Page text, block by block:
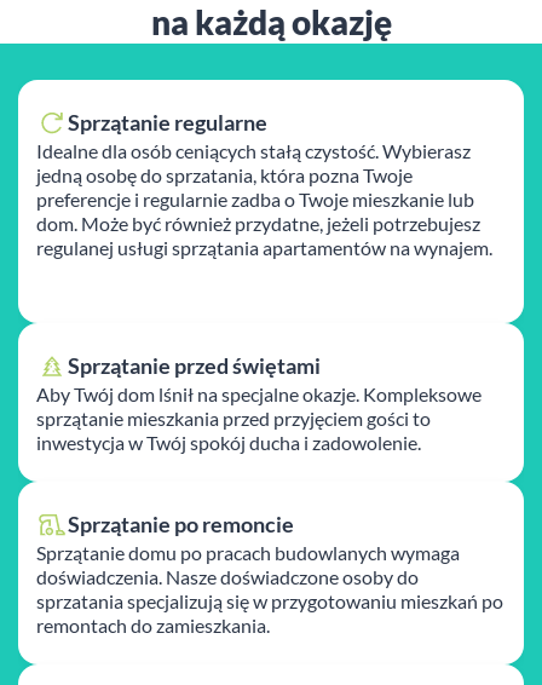
na każdą okazję
Sprzątanie regularne
Idealne dla osób ceniących stałą czystość. Wybierasz
jedną osobę do sprzatania, która pozna Twoje
preferencje i regularnie zadba o Twoje mieszkanie lub
dom. Może być również przydatne, jeżeli potrzebujesz
regulanej usługi sprzątania apartamentów na wynajem.
Sprzątanie przed świętami
Aby Twój dom lśnił na specjalne okazje. Kompleksowe
sprzątanie mieszkania przed przyjęciem gości to
inwestycja w Twój spokój ducha i zadowolenie.
Sprzątanie po remoncie
Sprzątanie domu po pracach budowlanych wymaga
doświadczenia. Nasze doświadczone osoby do
sprzatania specjalizują się w przygotowaniu mieszkań po
remontach do zamieszkania.